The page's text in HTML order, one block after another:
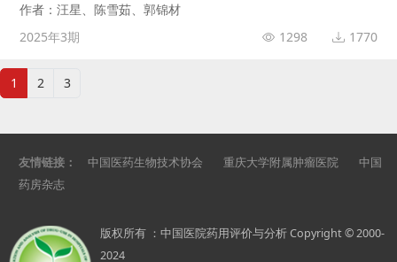
作者：汪星、陈雪茹、郭锦材
2025年3期
1298 1770
1 2 3
友情链接： 中国医药生物技术协会 重庆大学附属肿瘤医院
中国
药房杂志
版权所有 ：中国医院药用评价与分析 Copyright © 2000-
2024